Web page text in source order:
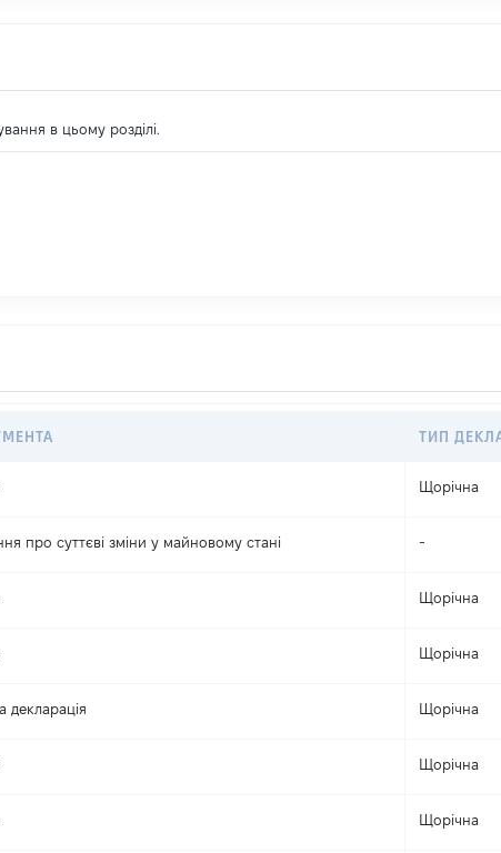
в цьому розділі.
ТИП
Щорічна
про суттєві зміни y майновому стані -
Щорічна
Щорічна
декларація Щорічна
Щорічна
Щорічна